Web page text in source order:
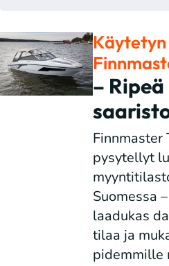
Käytetyn
– Ripeä
Finnmaster
pysytellyt
Suomessa
laadukas
tilaa ja
pidemmille